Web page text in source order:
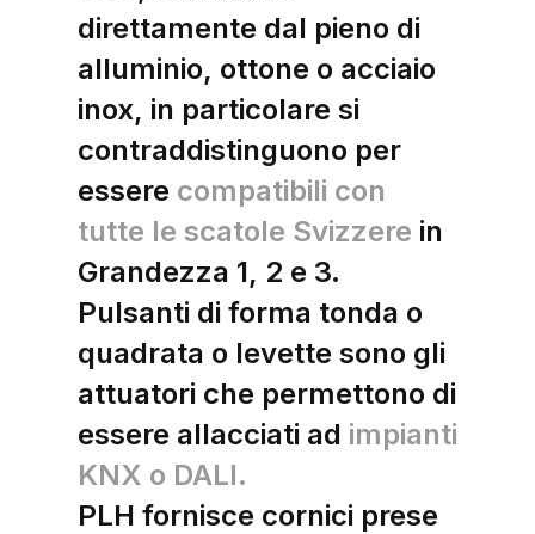
direttamente dal pieno di
alluminio, ottone o acciaio
inox, in particolare si
contraddistinguono per
essere compatibili con
tutte le scatole Svizzere in
Grandezza 1, 2 e 3.
Pulsanti di forma tonda o
quadrata o levette sono gli
attuatori che permettono di
essere allacciati ad impianti
KNX o DALI.
PLH fornisce cornici prese